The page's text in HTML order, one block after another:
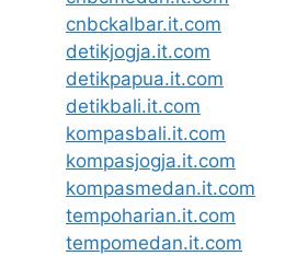
cnbckalbar.it.com
detikjogja.it.com
detikpapua.it.com
detikbali.it.com
kompasbali.it.com
kompasjogja.it.com
kompasmedan.it.com
tempoharian.it.com
tempomedan.it.com